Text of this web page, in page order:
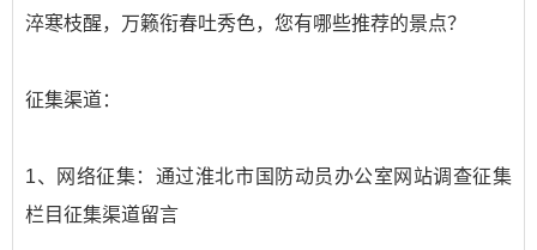
淬寒枝醒，万籁衔春吐秀色，您有哪些推荐的景点？
征集渠道：
1、网络征集：通过淮北市国防动员办公室网站调查征集
栏目征集渠道留言